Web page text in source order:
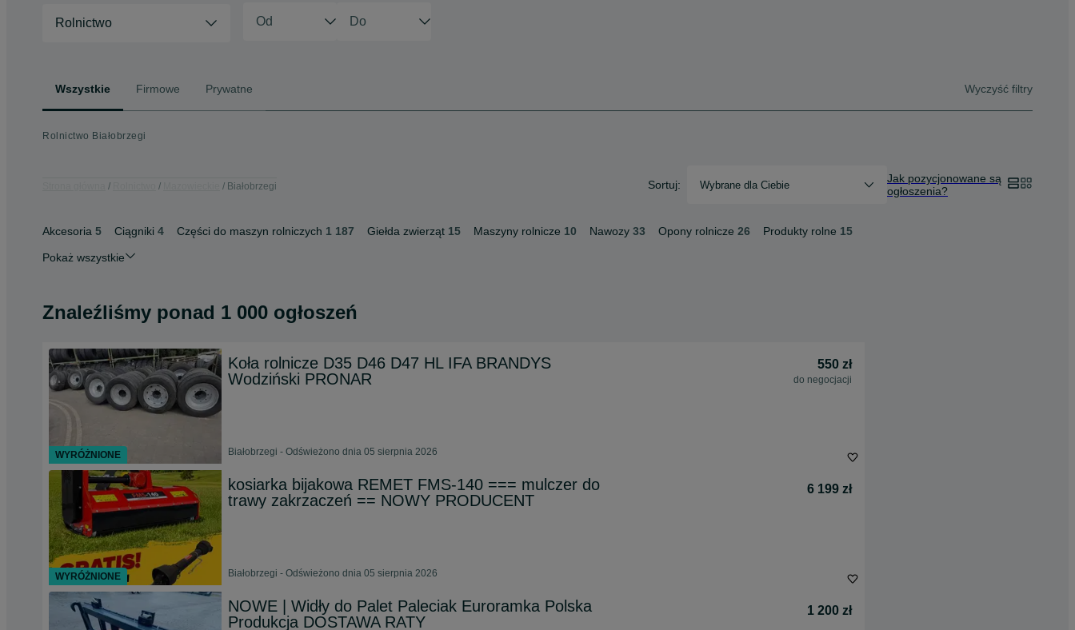
Rolnictwo
Wszystkie Firmowe Prywatne Wyczyść filtry
Rolnictwo Białobrzegi
Białobrzegi Sortuj: Wybrane dla Ciebie
Jak pozycjonowane są
ogłoszenia?
Akcesoria 5 Ciągniki 4 Części do maszyn rolniczych 1 187 Giełda zwierząt 15 Maszyny rolnicze 10 Nawozy 33 Opony rolnicze 26 Produkty rolne 15
Pokaż wszystkie
Znaleźliśmy ponad 1 000 ogłoszeń
Koła rolnicze D35 D46 D47 HL IFA BRANDYS
Wodziński PRONAR
550 zł
do negocjacji
Białobrzegi - Odświeżono dnia 05 sierpnia 2026
kosiarka bijakowa REMET FMS-140 === mulczer do
trawy zakrzaczeń == NOWY PRODUCENT
6 199 zł
Białobrzegi - Odświeżono dnia 05 sierpnia 2026
NOWE | Widły do Palet Paleciak Euroramka Polska
Produkcja DOSTAWA RATY
1 200 zł
WYRÓŻNIONE
WYRÓŻNIONE